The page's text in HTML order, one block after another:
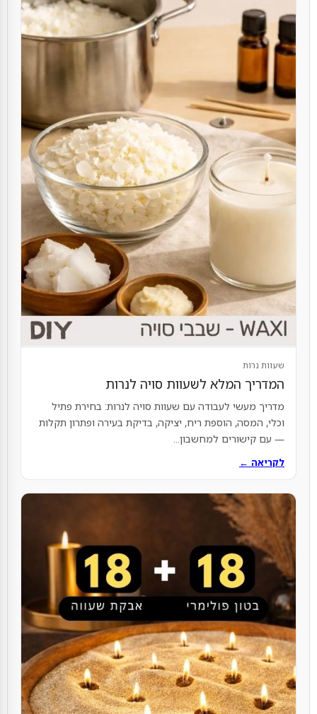
שעוות נרות
המדריך המלא לשעוות סויה לנרות
מדריך מעשי לעבודה עם שעוות סויה לנרות: בחירת פתיל
וכלי, המסה, הוספת ריח, יציקה, בדיקת בעירה ופתרון תקלות
— עם קישורים למחשבון...
לקריאה ←